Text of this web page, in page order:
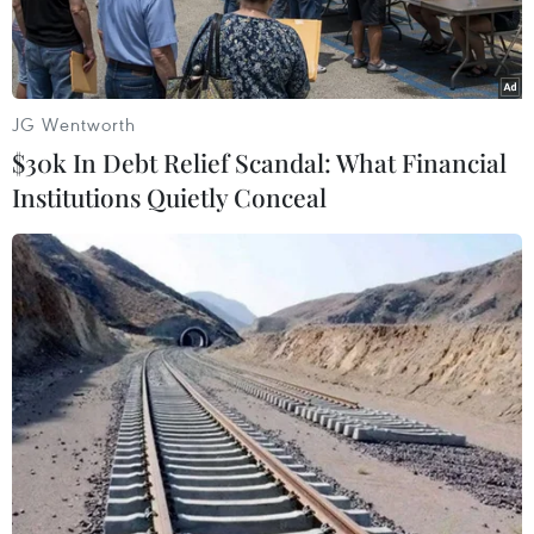
mới to lớn hơn.
Ông Thongsalith Mangnomek, Bí thư Trung ương Đảng, Chánh
Văn phòng Trung ương Đảng Nhân dân cách mạng Lào tặng
hoa chúc mừng Đại biện lâm thời Đại sứ quán Việt Nam tại Lào
bà Trịnh Thị Tâm. (Ảnh: Phạm Kiên/TTXVN)
JG Wentworth
$30k In Debt Relief Scandal: What Financial
Institutions Quietly Conceal